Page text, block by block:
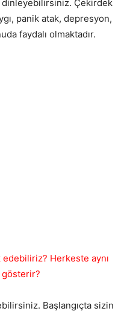
dinleyebilirsiniz. Çekirdek
panik atak, depresyon,
faydalı olmaktadır.
Herkeste aynı
Başlangıçta sizin